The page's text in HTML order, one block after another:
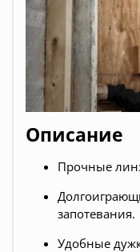
Описание
Прочные
запотевания.
Удобные